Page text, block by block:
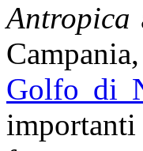
Antropica
Golfo di